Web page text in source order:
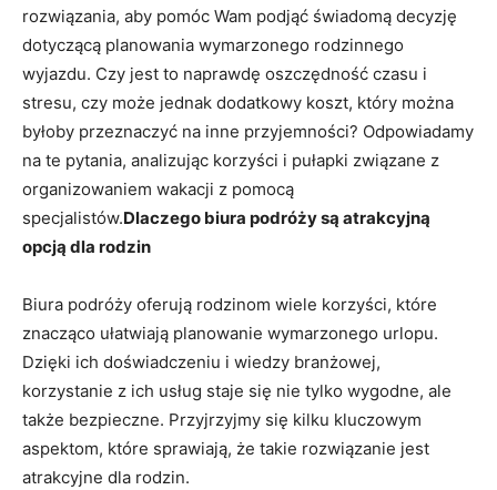
⁢rozwiązania, aby pomóc Wam podjąć świadomą decyzję
dotyczącą planowania wymarzonego rodzinnego
wyjazdu. Czy jest to naprawdę oszczędność czasu i
⁢stresu,​ czy może jednak dodatkowy‍ koszt,​ który można
byłoby przeznaczyć ⁢na inne⁣ przyjemności? Odpowiadamy
⁤na⁢ te pytania, analizując korzyści ‍i pułapki związane⁢ z
organizowaniem wakacji z pomocą
‌specjalistów.Dlaczego biura​ podróży są atrakcyjną
opcją dla rodzin
Biura podróży oferują rodzinom wiele korzyści, które
znacząco ułatwiają ⁣planowanie wymarzonego urlopu.
Dzięki ich doświadczeniu i wiedzy branżowej,
korzystanie z ich usług staje się nie tylko wygodne, ale
także bezpieczne. Przyjrzyjmy się kilku kluczowym
aspektom,‍ które ⁤sprawiają, że takie rozwiązanie jest
atrakcyjne dla rodzin.